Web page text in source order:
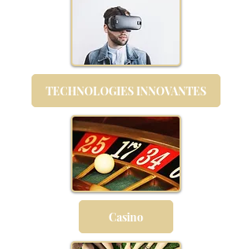
TECHNOLOGIES INNOVANTES
Casino